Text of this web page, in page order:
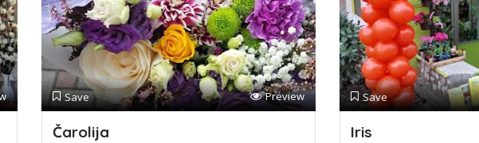
Save Preview
Čarolija
Save
Iris